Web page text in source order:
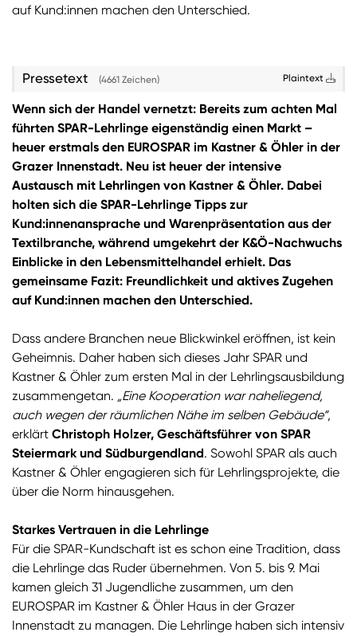
auf Kund:innen machen den Unterschied.
Pressetext (4661 Zeichen) Plaintext
Wenn sich der Handel vernetzt: Bereits zum achten Mal
führten SPAR-Lehrlinge eigenständig einen Markt –
heuer erstmals den EUROSPAR im Kastner & Öhler in der
Grazer Innenstadt. Neu ist heuer der intensive
Austausch mit Lehrlingen von Kastner & Öhler. Dabei
holten sich die SPAR-Lehrlinge Tipps zur
Kund:innenansprache und Warenpräsentation aus der
Textilbranche, während umgekehrt der K&Ö-Nachwuchs
Einblicke in den Lebensmittelhandel erhielt. Das
gemeinsame Fazit: Freundlichkeit und aktives Zugehen
auf Kund:innen machen den Unterschied.
Dass andere Branchen neue Blickwinkel eröffnen, ist kein
Geheimnis. Daher haben sich dieses Jahr SPAR und
Kastner & Öhler zum ersten Mal in der Lehrlingsausbildung
zusammengetan. „Eine Kooperation war naheliegend,
auch wegen der räumlichen Nähe im selben Gebäude“,
erklärt Christoph Holzer, Geschäftsführer von SPAR
Steiermark und Südburgendland. Sowohl SPAR als auch
Kastner & Öhler engagieren sich für Lehrlingsprojekte, die
über die Norm hinausgehen.
Starkes Vertrauen in die Lehrlinge
Für die SPAR-Kundschaft ist es schon eine Tradition, dass
die Lehrlinge das Ruder übernehmen. Von 5. bis 9. Mai
kamen gleich 31 Jugendliche zusammen, um den
EUROSPAR im Kastner & Öhler Haus in der Grazer
Innenstadt zu managen. Die Lehrlinge haben sich intensiv